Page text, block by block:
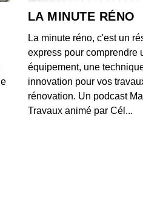
auto du 13 juillet 2020
LA MINUTE RÉNO
La minute réno, c'est un
express pour comprendre
équipement, une
innovation pour vos
rénovation. Un podcast
Travaux animé par Cél...